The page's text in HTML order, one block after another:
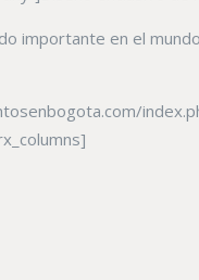
importante en el